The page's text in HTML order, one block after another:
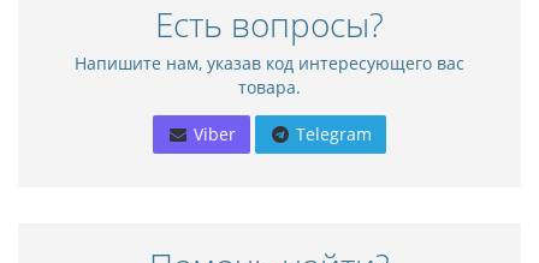
Есть вопросы?
Напишите нам, указав код интересующего вас
товара.
Viber Telegram